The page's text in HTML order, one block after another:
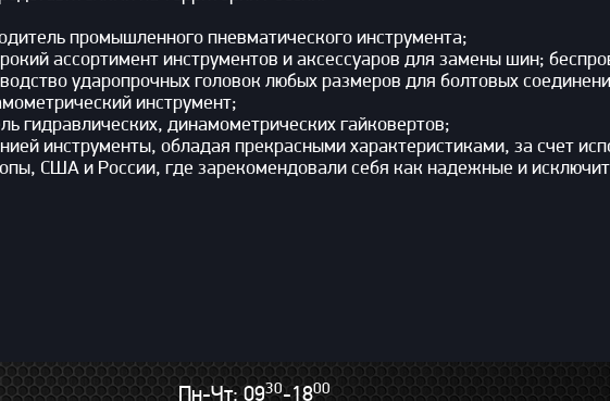
промышленного пневматического инструмента;
ассортимент инструментов и аксессуаров для замены шин;
ударопрочных головок любых размеров для болтовых
инструмент;
гидравлических, динамометрических гайковертов;
инструменты, обладая прекрасными характеристиками, за счет
США и России, где зарекомендовали себя как надежные и
Пн-Чт: 0930-1800